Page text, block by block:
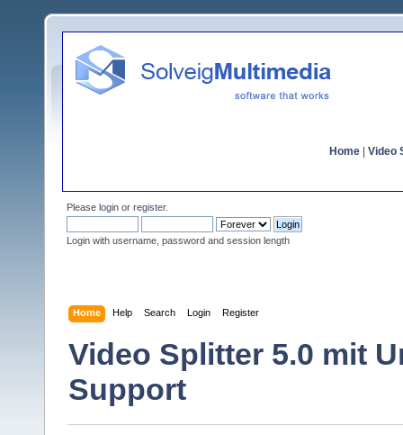
Home Video
Please login or register.
Login with username, password and session length
Home Help Search Login Register
Video Splitter 5.0 mit
Support